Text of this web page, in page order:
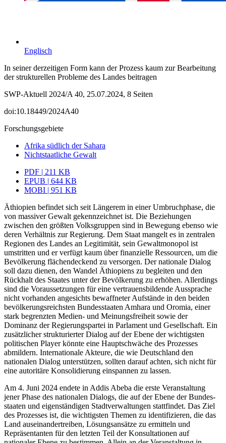
Englisch
In seiner derzeitigen Form kann der Prozess kaum zur Bearbeitung
der strukturellen Probleme des Landes beitragen
SWP-Aktuell 2024/A 40, 25.07.2024, 8 Seiten
doi:10.18449/2024A40
Forschungsgebiete
Afrika südlich der Sahara
Nichtstaatliche Gewalt
PDF | 211 KB
EPUB | 644 KB
MOBI | 951 KB
Äthiopien befindet sich seit Längerem in einer Umbruchphase, die
von massiver Gewalt gekennzeichnet ist. Die Beziehungen
zwischen den größten Volksgruppen sind in Bewegung ebenso wie
deren Verhältnis zur Regierung. Dem Staat mangelt es in zentralen
Regionen des Landes an Legitimität, sein Gewaltmonopol ist
umstritten und er verfügt kaum über finanzielle Ressourcen, um die
Bevölkerung flächendeckend zu versorgen. Der nationale Dialog
soll dazu dienen, den Wandel Äthiopiens zu beglei­ten und den
Rückhalt des Staates unter der Bevölkerung zu erhöhen. Allerdings
sind die Voraussetzungen für eine vertrauensbildende Aussprache
nicht vorhanden an­gesichts bewaffneter Aufstände in den beiden
bevölkerungsreichsten Bundesstaaten Amhara und Oromia, einer
stark begrenzten Medien- und Meinungsfreiheit sowie der
Dominanz der Regierungspartei in Parlament und Gesellschaft. Ein
zusätzlicher strukturierter Dialog auf der Ebene der wichtigsten
politischen Player könnte eine Hauptschwäche des Prozesses
abmildern. Internationale Akteure, die wie Deutschland den
nationalen Dialog unterstützen, sollten darauf achten, sich nicht für
eine autoritäre Konsolidierung einspannen zu lassen.
Am 4. Juni 2024 endete in Addis Abeba die erste Veranstaltung
jener Phase des natio­nalen Dialogs, die auf der Ebene der Bundes­
staaten und eigenständigen Stadtverwaltun­gen stattfindet. Das Ziel
des Prozesses ist, die wichtigsten Themen zu identifizieren, die das
Land auseinandertreiben, Lösungsansätze zu ermitteln und
Repräsentanten für den letzten Teil der Konsultationen auf